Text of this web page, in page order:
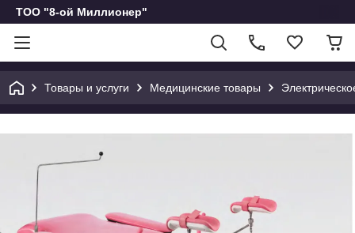
ТОО "8-ой Миллионер"
Товары и услуги Медицинские товары